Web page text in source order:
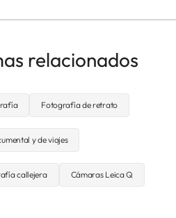
relacionados
Fotografía de retrato
y de viajes
callejera Cámaras Leica Q